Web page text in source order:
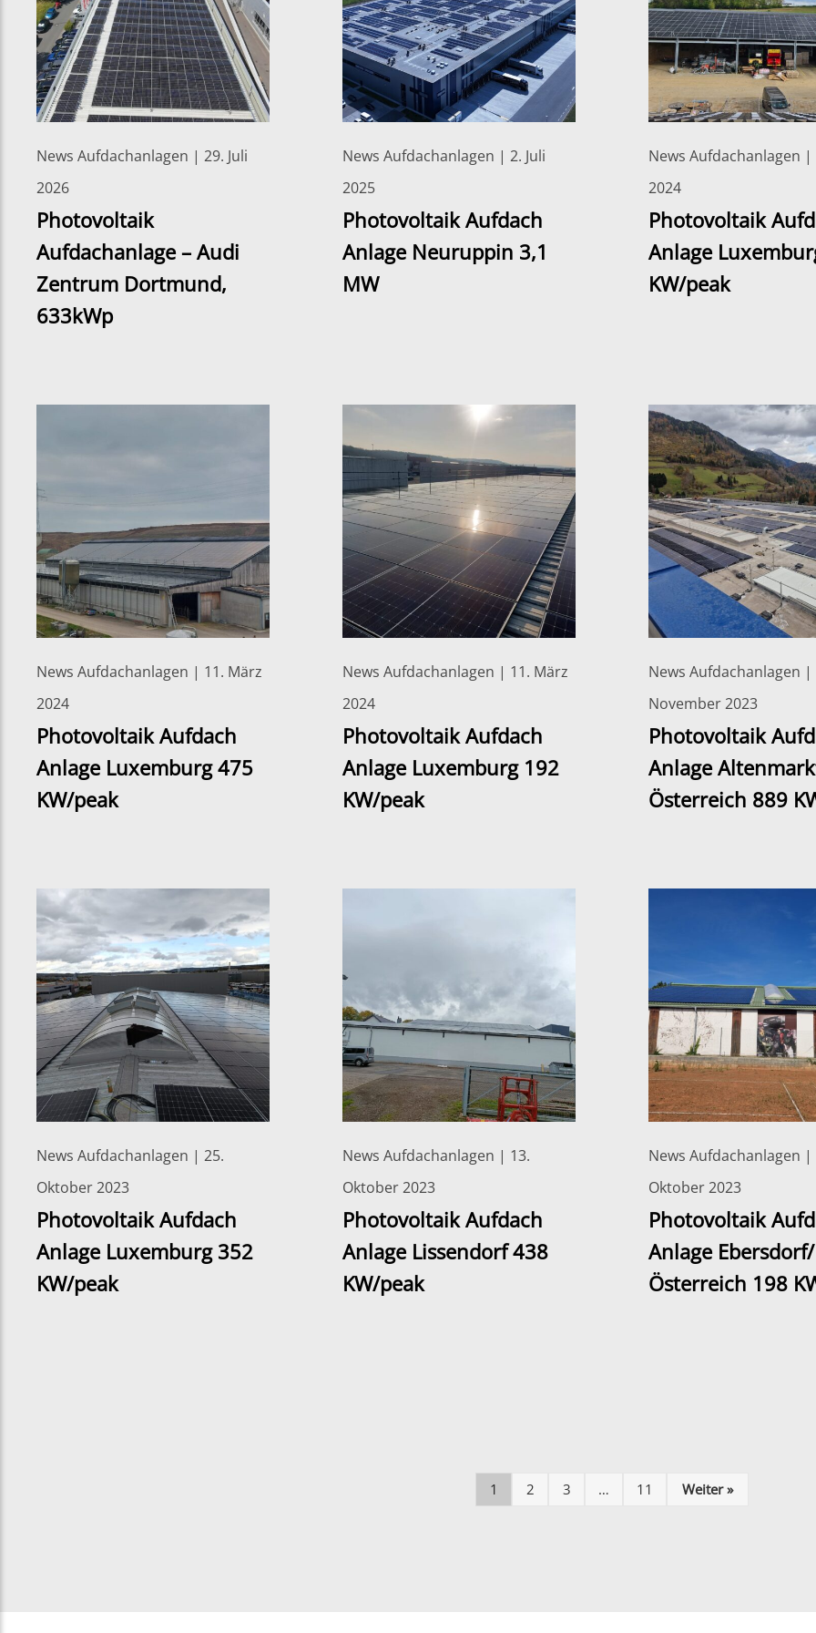
News Aufdachanlagen | 29. Juli
2026
Photovoltaik
Aufdachanlage – Audi
Zentrum Dortmund,
633kWp
News Aufdachanlagen | 2. Juli
2025
Photovoltaik Aufdach
Anlage Neuruppin 3,1
MW
News Aufdachanlagen |
2024
Photovoltaik
Anlage
KW/peak
News Aufdachanlagen | 11. März
2024
Photovoltaik Aufdach
Anlage Luxemburg 475
KW/peak
News Aufdachanlagen | 11. März
2024
Photovoltaik Aufdach
Anlage Luxemburg 192
KW/peak
News Aufdachanlagen |
November 2023
Photovoltaik
Anlage
Österreich 889
News Aufdachanlagen | 25.
Oktober 2023
Photovoltaik Aufdach
Anlage Luxemburg 352
KW/peak
News Aufdachanlagen | 13.
Oktober 2023
Photovoltaik Aufdach
Anlage Lissendorf 438
KW/peak
News Aufdachanlagen |
Oktober 2023
Photovoltaik
Anlage Ebersdorf/
Österreich 198
1 2 3 … 11 Weiter »